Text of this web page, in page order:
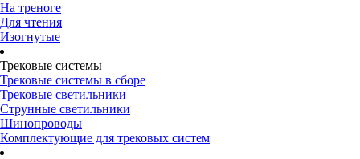
На треноге
Для чтения
Изогнутые
Трековые системы
Трековые системы в сборе
Трековые светильники
Струнные светильники
Шинопроводы
Комплектующие для трековых систем